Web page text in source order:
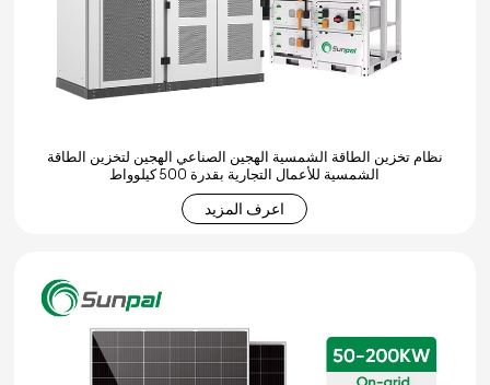
نظام تخزين الطاقة الشمسية الهجين الصناعي الهجين لتخزين الطاقة
الشمسية للأعمال التجارية بقدرة 500 كيلوواط
اعرف المزيد